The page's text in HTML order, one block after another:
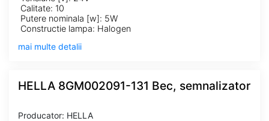
Calitate: 10
Putere nominala [w]: 5W
Constructie lampa: Halogen
mai multe detalii
HELLA 8GM002091-131 Bec, semnalizator
Producator: HELLA